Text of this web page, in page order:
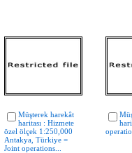
Müşterek harekât
haritası : Hizmete
özel ölçek 1:250,000
Antakya, Türkiye =
Joint operations...